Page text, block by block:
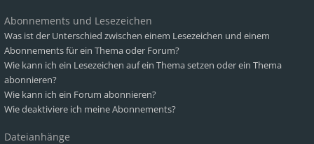
Abonnements und Lesezeichen
Was ist der Unterschied zwischen einem Lesezeichen und einem
Abonnements für ein Thema oder Forum?
Wie kann ich ein Lesezeichen auf ein Thema setzen oder ein Thema
abonnieren?
Wie kann ich ein Forum abonnieren?
Wie deaktiviere ich meine Abonnements?
Dateianhänge